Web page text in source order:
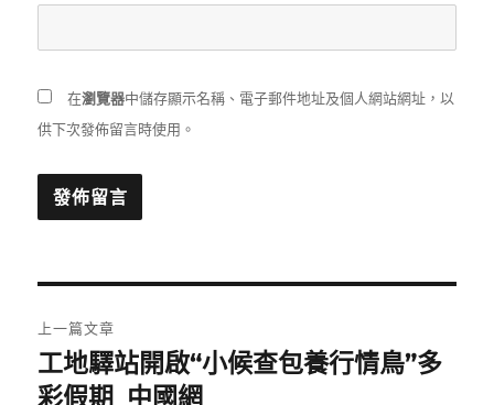
在瀏覽器中儲存顯示名稱、電子郵件地址及個人網站網址，以
供下次發佈留言時使用。
章
上一篇文章
上
一
工地驛站開啟“小候查包養行情鳥”多
彩假期_中國網